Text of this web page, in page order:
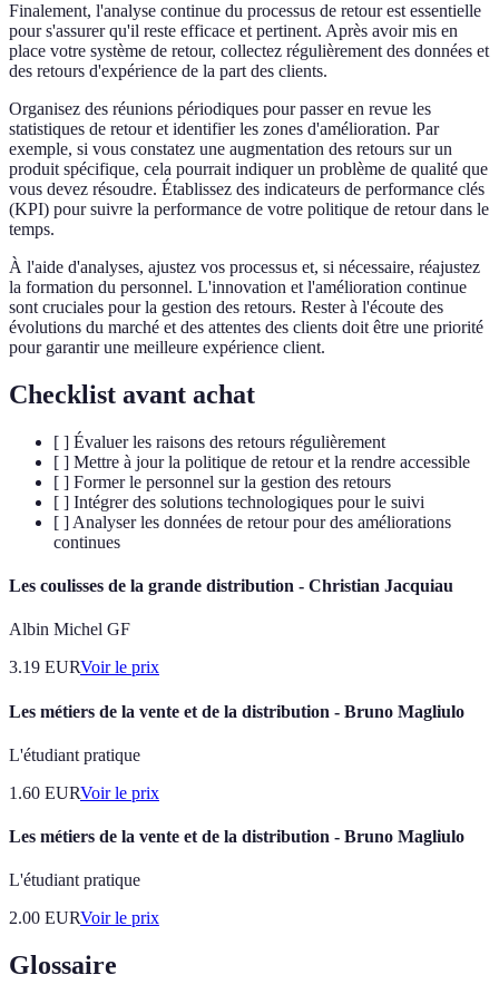
Finalement, l'analyse continue du processus de retour est essentielle
pour s'assurer qu'il reste efficace et pertinent. Après avoir mis en
place votre système de retour, collectez régulièrement des données et
des retours d'expérience de la part des clients.
Organisez des réunions périodiques pour passer en revue les
statistiques de retour et identifier les zones d'amélioration. Par
exemple, si vous constatez une augmentation des retours sur un
produit spécifique, cela pourrait indiquer un problème de qualité que
vous devez résoudre. Établissez des indicateurs de performance clés
(KPI) pour suivre la performance de votre politique de retour dans le
temps.
À l'aide d'analyses, ajustez vos processus et, si nécessaire, réajustez
la formation du personnel. L'innovation et l'amélioration continue
sont cruciales pour la gestion des retours. Rester à l'écoute des
évolutions du marché et des attentes des clients doit être une priorité
pour garantir une meilleure expérience client.
Checklist avant achat
[ ] Évaluer les raisons des retours régulièrement
[ ] Mettre à jour la politique de retour et la rendre accessible
[ ] Former le personnel sur la gestion des retours
[ ] Intégrer des solutions technologiques pour le suivi
[ ] Analyser les données de retour pour des améliorations
continues
Les coulisses de la grande distribution - Christian Jacquiau
Albin Michel GF
3.19 EURVoir le prix
Les métiers de la vente et de la distribution - Bruno Magliulo
L'étudiant pratique
1.60 EURVoir le prix
Les métiers de la vente et de la distribution - Bruno Magliulo
L'étudiant pratique
2.00 EURVoir le prix
Glossaire